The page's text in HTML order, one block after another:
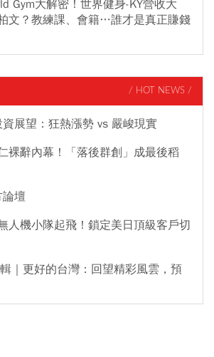
Gym大解密！世界健身-KY營收大
文？教練課、會籍…誰才是真正賺錢
/ HOT NEWS /
展望：狂熱漲勢 vs 嚴峻現實
裸辭內幕！「落後群創」成最後稻
壇
人機小隊起飛！鎖定美日頂級客戶切
｜更好的台灣：回望精彩風雲，預